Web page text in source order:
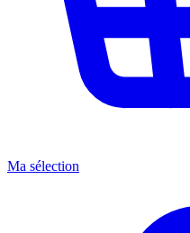
Ma sélection